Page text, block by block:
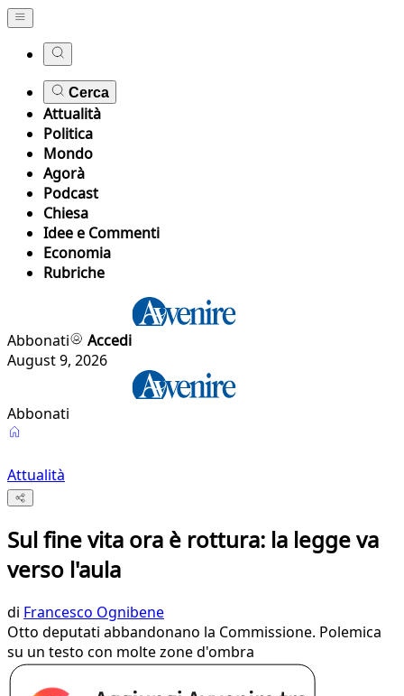
Cerca
Attualità
Politica
Mondo
Agorà
Podcast
Chiesa
Idee e Commenti
Economia
Rubriche
Abbonati
Accedi
August 9, 2026
Abbonati
Attualità
Sul fine vita ora è rottura: la legge va
verso l'aula
di Francesco Ognibene
Otto deputati abbandonano la Commissione. Polemica
su un testo con molte zone d'ombra